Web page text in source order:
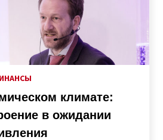
климате:
в ожидании